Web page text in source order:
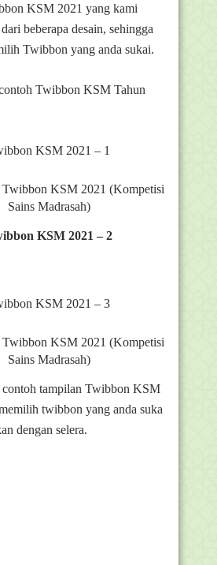
KSM 2021 yang kami
beberapa desain, sehingga
Twibbon yang anda sukai.
Twibbon KSM Tahun
KSM 2021 – 1
KSM 2021 – 2
KSM 2021 – 3
contoh tampilan Twibbon KSM
twibbon yang anda suka
dengan selera.